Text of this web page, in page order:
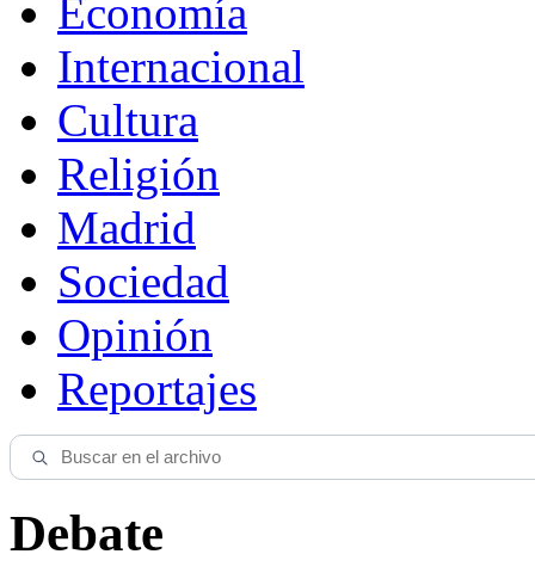
Economía
Internacional
Cultura
Religión
Madrid
Sociedad
Opinión
Reportajes
Debate